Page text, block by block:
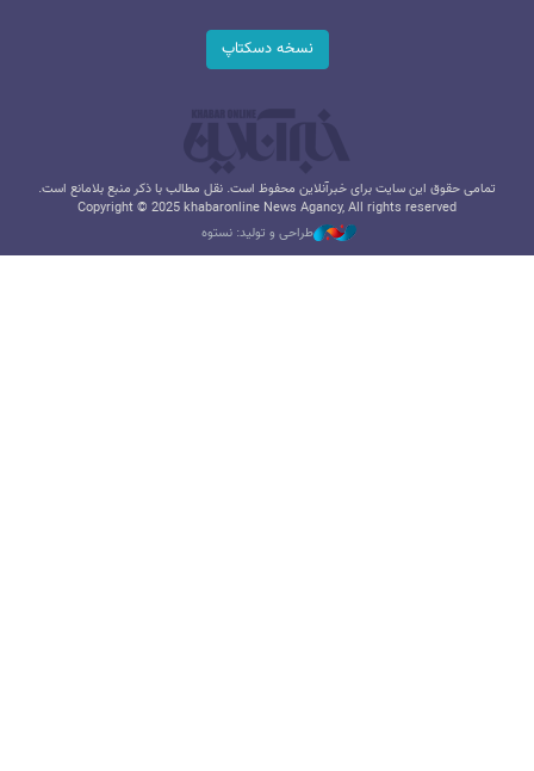
نسخه دسکتاپ
تمامی حقوق این سایت برای خبرآنلاین محفوظ است. نقل مطالب با ذکر منبع بلامانع است.
Copyright © 2025 khabaronline News Agancy, All rights reserved
طراحی و تولید: نستوه